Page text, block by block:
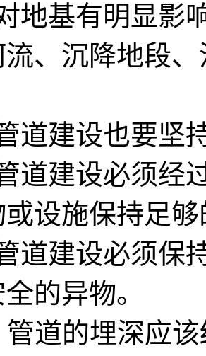
对地基有明显
流、沉降地段
道建设也要坚
管道建设必须
或设施保持足
管道建设必须
的异物。
管道的埋深应